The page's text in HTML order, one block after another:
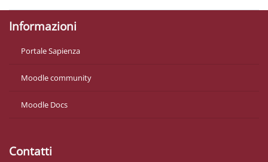
Informazioni
Portale Sapienza
Moodle community
Moodle Docs
Contatti